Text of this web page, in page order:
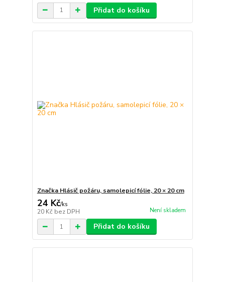
Přidat do košíku
Značka Hlásič požáru, samolepicí fólie, 20 × 20 cm
24 Kč/ks
20 Kč bez DPH Není skladem
Přidat do košíku